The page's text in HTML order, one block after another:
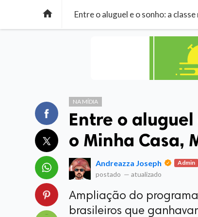
 Entre o aluguel e o sonho: a
NA MÍDIA
Entre o
o Minha Casa,
Andreazza Joseph Admin
postado — atualizado
Ampliação do
brasileiros que